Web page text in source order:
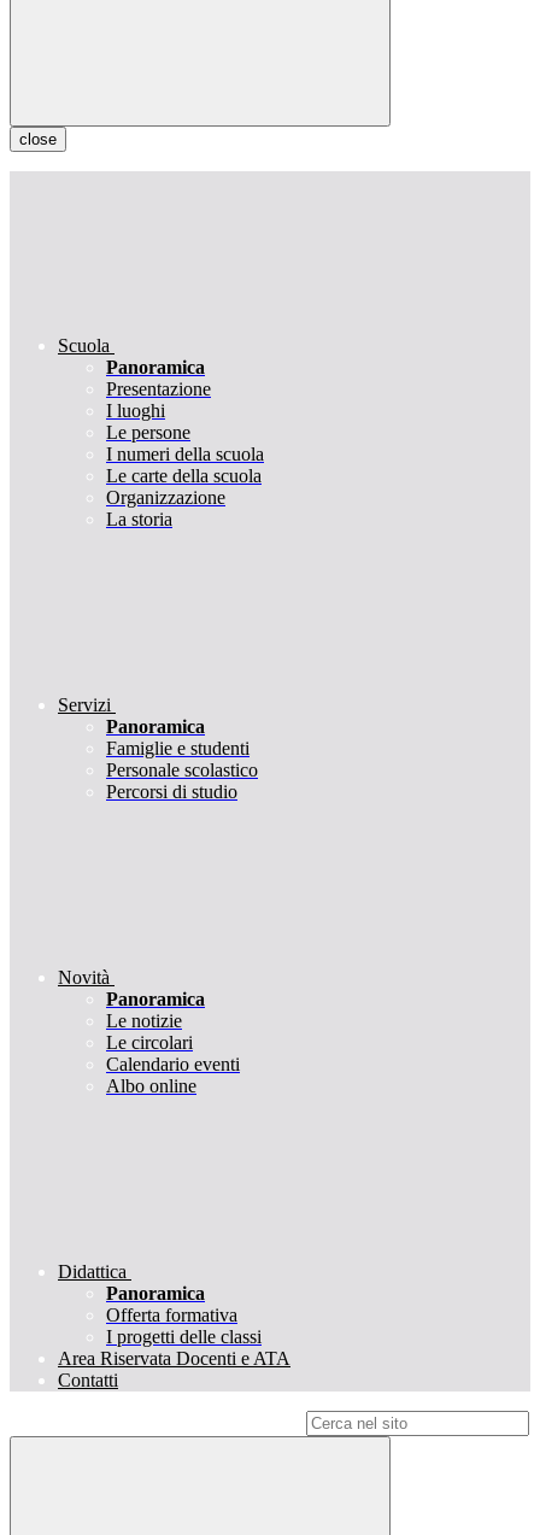
close
Scuola
Panoramica
Presentazione
I luoghi
Le persone
I numeri della scuola
Le carte della scuola
Organizzazione
La storia
Servizi
Panoramica
Famiglie e studenti
Personale scolastico
Percorsi di studio
Novità
Panoramica
Le notizie
Le circolari
Calendario eventi
Albo online
Didattica
Panoramica
Offerta formativa
I progetti delle classi
Area Riservata Docenti e ATA
Contatti